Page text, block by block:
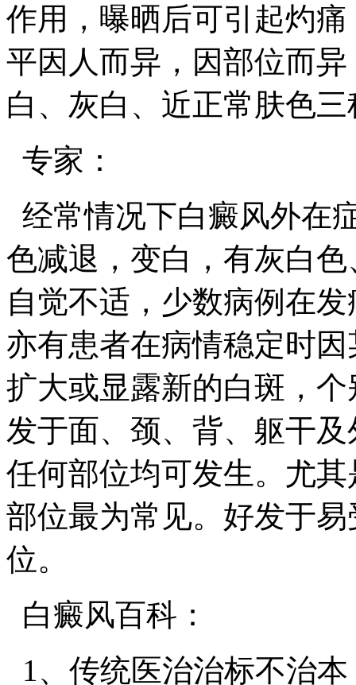
作用，曝晒后可引起灼
平因人而异，因部位而
白、灰白、近正常肤色
专家：
经常情况下白癜风外在
色减退，变白，有灰白
自觉不适，少数病例在
亦有患者在病情稳定时
扩大或显露新的白斑，
发于面、颈、背、躯干
任何部位均可发生。尤
部位最为常见。好发于
位。
白癜风百科：
1、传统医治治标不治